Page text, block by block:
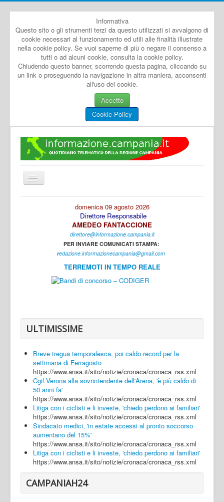
Informativa
Questo sito o gli strumenti terzi da questo utilizzati si avvalgono di
cookie necessari al funzionamento ed utili alle finalità illustrate
nella cookie policy. Se vuoi saperne di più o negare il consenso a
tutti o ad alcuni cookie, consulta la cookie policy.
Chiudendo questo banner, scorrendo questa pagina, cliccando su
un link o proseguendo la navigazione in altra maniera, acconsenti
all'uso dei cookie.
Accetto
Cookie Policy
Cambia
navigazione
Caserta
Napoli
Salerno
Login
domenica 09 agosto 2026
Direttore Responsabile
AMEDEO FANTACCIONE
direttore@informazione.campania.it
PER INVIARE COMUNICATI STAMPA:
redazione.informazionecampania@gmail.com
TERREMOTI IN TEMPO REALE
ULTIMISSIME
Breve tregua temporalesca, poi caldo record per la
settimana di Ferragosto
https://www.ansa.it/sito/notizie/cronaca/cronaca_rss.xml
Cgil Verona alla sovrintendente dell'Arena, 'è più caldo di
50 anni fa'
https://www.ansa.it/sito/notizie/cronaca/cronaca_rss.xml
Litiga con i ciclisti e li investe, 'chiedo perdono ai familiari'
https://www.ansa.it/sito/notizie/cronaca/cronaca_rss.xml
Sindacato medici, 'in estate accessi al pronto soccorso
aumentano del 15%'
https://www.ansa.it/sito/notizie/cronaca/cronaca_rss.xml
Litiga con i ciclisti e li investe, 'chiedo perdono ai familiari'
https://www.ansa.it/sito/notizie/cronaca/cronaca_rss.xml
CAMPANIAH24